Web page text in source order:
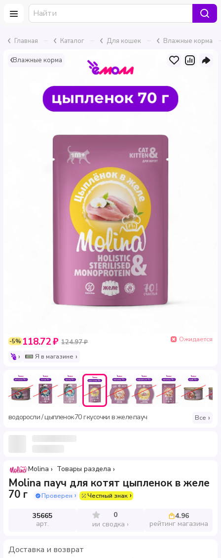
Главная – Каталог – Для кошек – Влажные корма
Влажные корма
-5% 118.72 ₽ 124.97 ₽
Ожидается
Я в магазине
водоросли / цыпленок·70 г·кусочки в желе·пауч Все
Molina Товары раздела
Molina пауч для котят цыпленок в желе
70 г
Проверен Честный знак
35665
арт.
0
ии сводка
4.96
рейтинг магазина
Доставка и возврат